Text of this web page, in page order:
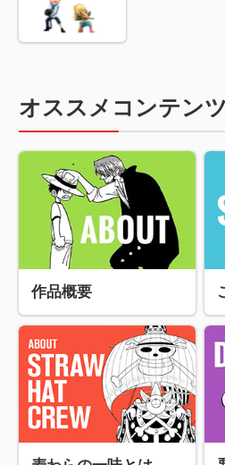
オススメコンテンツ
作品概要